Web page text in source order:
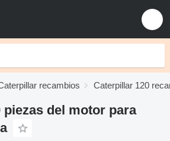
recambios Caterpillar 120
piezas del motor para